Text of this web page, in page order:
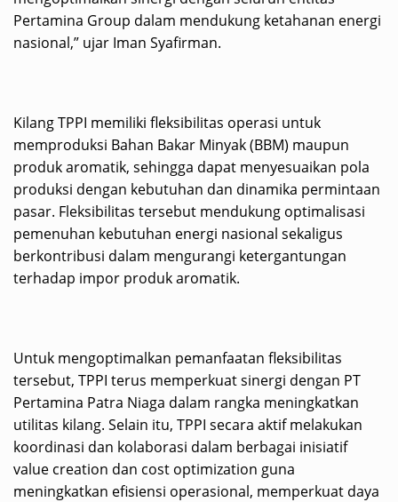
Pertamina Group dalam mendukung ketahanan energi
nasional,” ujar Iman Syafirman.
Kilang TPPI memiliki fleksibilitas operasi untuk
memproduksi Bahan Bakar Minyak (BBM) maupun
produk aromatik, sehingga dapat menyesuaikan pola
produksi dengan kebutuhan dan dinamika permintaan
pasar. Fleksibilitas tersebut mendukung optimalisasi
pemenuhan kebutuhan energi nasional sekaligus
berkontribusi dalam mengurangi ketergantungan
terhadap impor produk aromatik.
Untuk mengoptimalkan pemanfaatan fleksibilitas
tersebut, TPPI terus memperkuat sinergi dengan PT
Pertamina Patra Niaga dalam rangka meningkatkan
utilitas kilang. Selain itu, TPPI secara aktif melakukan
koordinasi dan kolaborasi dalam berbagai inisiatif
value creation dan cost optimization guna
meningkatkan efisiensi operasional, memperkuat daya